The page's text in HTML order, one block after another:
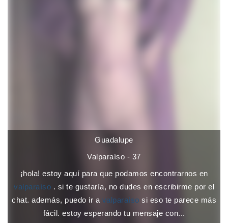
Guadalupe
Valparaíso - 37
¡hola! estoy aquí para que podamos encontrarnos en
valparaíso . si te gustaría, no dudes en escribirme por el
chat. además, puedo ir a valparaíso si eso te parece más
fácil. estoy esperando tu mensaje con...